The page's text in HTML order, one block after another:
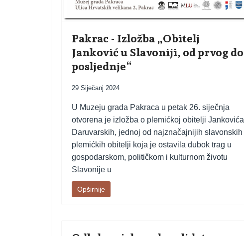
Pakrac - Izložba „Obitelj
Janković u Slavoniji, od prvog do
posljednje“
29 Siječanj 2024
U Muzeju grada Pakraca u petak 26. siječnja
otvorena je izložba o plemićkoj obitelji Jankovića
Daruvarskih, jednoj od najznačajnijih slavonskih
plemićkih obitelji koja je ostavila dubok trag u
gospodarskom, političkom i kulturnom životu
Slavonije u
Opširnije